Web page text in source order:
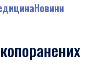
Новини